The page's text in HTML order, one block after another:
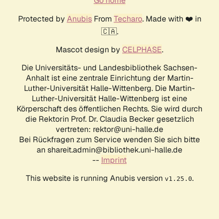
Protected by AnubisFrom Techaro. Made with ❤️ in
🇨🇦.
Mascot design by CELPHASE.
Die Universitäts- und Landesbibliothek Sachsen-
Anhalt ist eine zentrale Einrichtung der Martin-
Luther-Universität Halle-Wittenberg. Die Martin-
Luther-Universität Halle-Wittenberg ist eine
Körperschaft des öffentlichen Rechts. Sie wird durch
die Rektorin Prof. Dr. Claudia Becker gesetzlich
vertreten: rektor@uni-halle.de
Bei Rückfragen zum Service wenden Sie sich bitte
an shareit.admin@bibliothek.uni-halle.de
-- Imprint
This website is running Anubis version v1.25.0.